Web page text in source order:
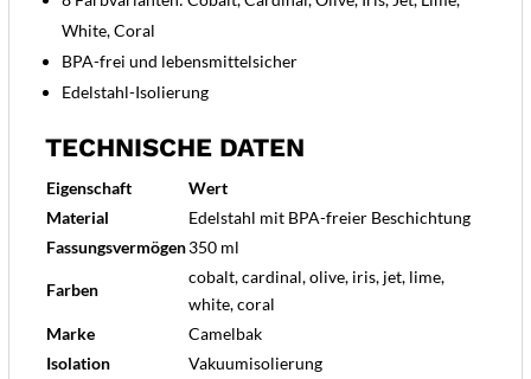
White, Coral
BPA-frei und lebensmittelsicher
Edelstahl-Isolierung
TECHNISCHE DATEN
Eigenschaft
Wert
Material
Edelstahl mit BPA-freier Beschichtung
Fassungsvermögen350 ml
Farben
cobalt, cardinal, olive, iris, jet, lime,
white, coral
Marke
Camelbak
Isolation
Vakuumisolierung